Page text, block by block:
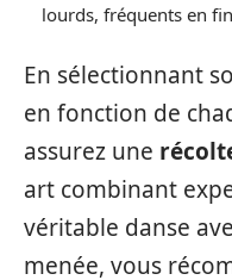
lourds, fréquents en fin
En sélectionnant
en fonction de
assurez une
art combinant
véritable danse
menée, vous